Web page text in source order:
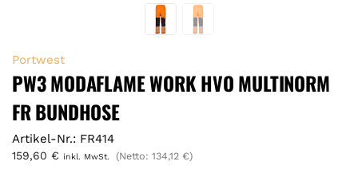
Portwest
PW3 MODAFLAME WORK HVO MULTINORM
FR BUNDHOSE
Artikel-Nr.: FR414
159,60 € inkl. MwSt. (Netto: 134,12 €)